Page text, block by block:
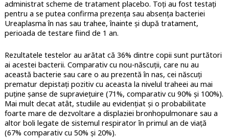
administrat scheme de tratament placebo. Toți au fost testați
pentru a se putea confirma prezența sau absența bacteriei
Ureaplasma în nas sau trahee, înainte și după tratament,
perioada de testare fiind de 1 an.
Rezultatele testelor au arătat că 36% dintre copii sunt purtători
ai acestei bacterii. Comparativ cu nou-născuții, care nu au
această bacterie sau care o au prezentă în nas, cei născuți
prematur depistați pozitiv cu aceasta la nivelul traheei au mai
puține șanse de supraviețuire (71%, comparativ cu 90% și 100%).
Mai mult decat atât, studiile au evidențiat și o probabilitate
foarte mare de dezvoltare a displaziei bronhopulmonare sau a
altor boli legate de sistemul respirator în primul an de viață
(67% comparativ cu 50% și 20%).